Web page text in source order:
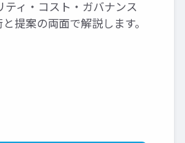
ティ・コスト・ガバナンス
提案の両面で解説します。